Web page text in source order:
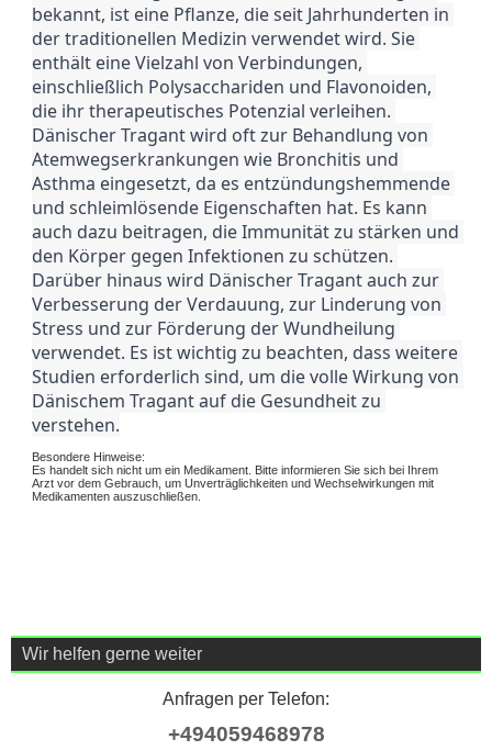
bekannt, ist eine Pflanze, die seit Jahrhunderten in
der traditionellen Medizin verwendet wird. Sie
enthält eine Vielzahl von Verbindungen,
einschließlich Polysacchariden und Flavonoiden,
die ihr therapeutisches Potenzial verleihen.
Dänischer Tragant wird oft zur Behandlung von
Atemwegserkrankungen wie Bronchitis und
Asthma eingesetzt, da es entzündungshemmende
und schleimlösende Eigenschaften hat. Es kann
auch dazu beitragen, die Immunität zu stärken und
den Körper gegen Infektionen zu schützen.
Darüber hinaus wird Dänischer Tragant auch zur
Verbesserung der Verdauung, zur Linderung von
Stress und zur Förderung der Wundheilung
verwendet. Es ist wichtig zu beachten, dass weitere
Studien erforderlich sind, um die volle Wirkung von
Dänischem Tragant auf die Gesundheit zu
verstehen.
Besondere Hinweise:
Es handelt sich nicht um ein Medikament. Bitte informieren Sie sich bei Ihrem
Arzt vor dem Gebrauch, um Unverträglichkeiten und Wechselwirkungen mit
Medikamenten auszuschließen.
Wir helfen gerne weiter
Anfragen per Telefon:
+494059468978